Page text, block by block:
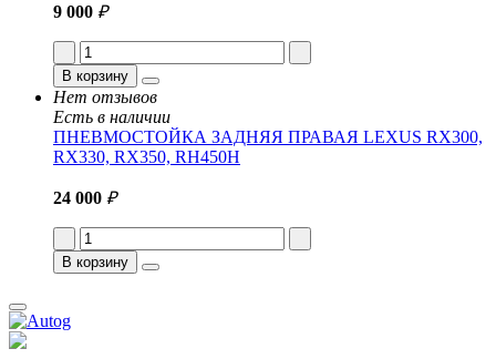
9 000 ₽
В корзину
Нет отзывов
Есть в наличии
ПНЕВМОСТОЙКА ЗАДНЯЯ ПРАВАЯ LEXUS RX300,
RX330, RX350, RH450H
24 000 ₽
В корзину